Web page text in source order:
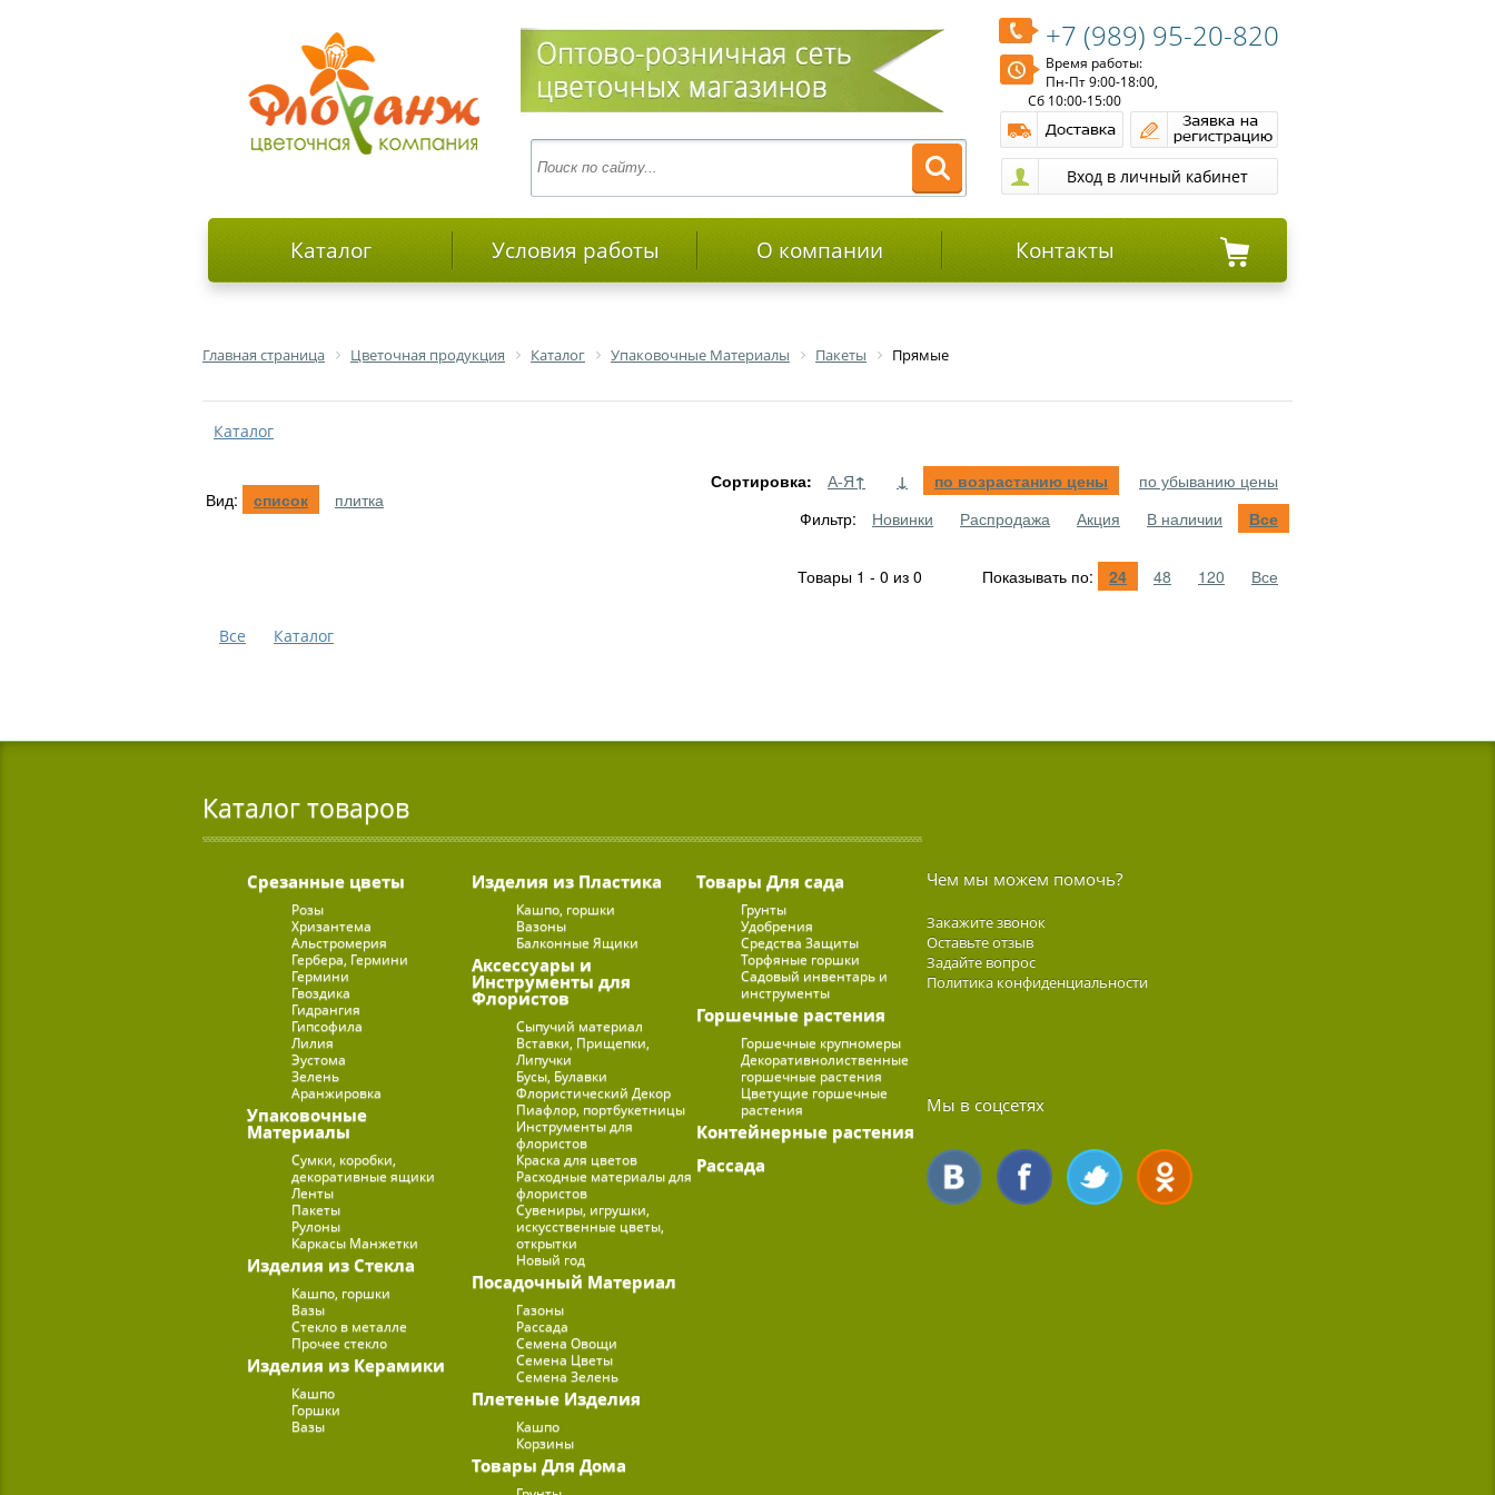
+7 (989) 95-20-820
Время работы:
Пн-Пт 9:00-18:00,
Сб 10:00-15:00
Каталог Условия работы О компании Контакты
Главная страница Цветочная продукция Каталог Упаковочные Материалы Пакеты Прямые
Каталог
Вид: список плитка
Сортировка: А-Я↑ ↓ по возрастанию цены
по убыванию цены
Фильтр:
Новинки Распродажа Акция В наличии Все
Товары 1 - 0 из 0 Показывать по: 24 48 120 Все
Все Каталог
Каталог товаров
Срезанные цветы
Розы
Хризантема
Альстромерия
Гербера, Гермини
Гермини
Гвоздика
Гидрангия
Гипсофила
Лилия
Эустома
Зелень
Аранжировка
Упаковочные
Материалы
Сумки, коробки,
декоративные ящики
Ленты
Пакеты
Рулоны
Каркасы Манжетки
Изделия из Стекла
Кашпо, горшки
Вазы
Стекло в металле
Прочее стекло
Изделия из Керамики
Кашпо
Горшки
Вазы
Изделия из Пластика
Кашпо, горшки
Вазоны
Балконные Ящики
Аксессуары и
Инструменты для
Флористов
Сыпучий материал
Вставки, Прищепки,
Липучки
Бусы, Булавки
Флористический Декор
Пиафлор, портбукетницы
Инструменты для
флористов
Краска для цветов
Расходные материалы для
флористов
Сувениры, игрушки,
искусственные цветы,
открытки
Новый год
Посадочный Материал
Газоны
Рассада
Семена Овощи
Семена Цветы
Семена Зелень
Плетеные Изделия
Кашпо
Корзины
Товары Для Дома
Товары Для сада
Грунты
Удобрения
Средства Защиты
Торфяные горшки
Садовый инвентарь и
инструменты
Горшечные растения
Горшечные крупномеры
Декоративнолиственные
горшечные растения
Цветущие горшечные
растения
Контейнерные растения
Рассада
Чем мы можем помочь?
Закажите звонок
Оставьте отзыв
Задайте вопрос
Политика конфиденциальности
Мы в соцсетях